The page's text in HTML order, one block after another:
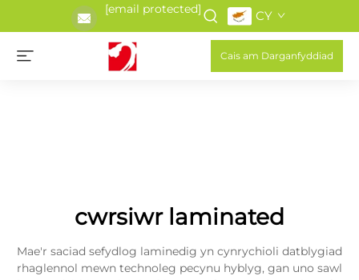
[email protected] CY
Cais am Darganfyddiad
cwrsiwr laminated
Mae'r saciad sefydlog laminedig yn cynrychioli datblygiad
rhaglennol mewn technoleg pecynu hyblyg, gan uno sawl